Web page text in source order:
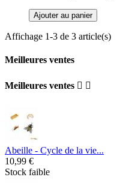
Ajouter au panier
Affichage 1-3 de 3 article(s)
Meilleures ventes
Meilleures ventes  
Abeille - Cycle de la vie...
10,99 €
Stock faible